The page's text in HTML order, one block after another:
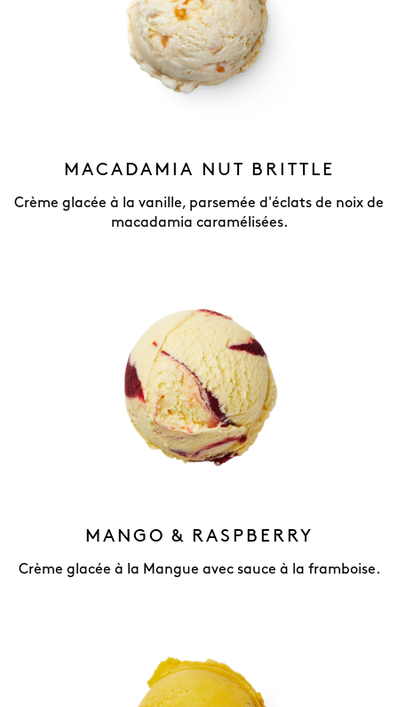
MACADAMIA NUT BRITTLE
Crème glacée à la vanille, parsemée d'éclats de noix de
macadamia caramélisées.
MANGO & RASPBERRY
Crème glacée à la Mangue avec sauce à la framboise.